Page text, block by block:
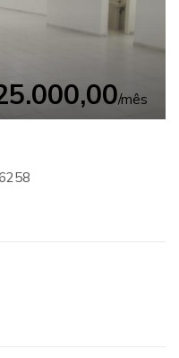
/mês